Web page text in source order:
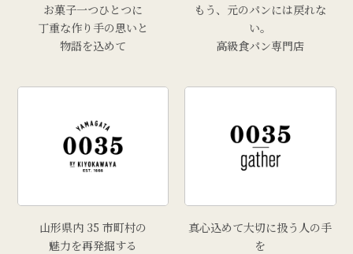
お菓子一つひとつに
丁重な作り手の思いと
物語を込めて
もう、元のパンには戻れな
い。
高級食パン専門店
山形県内 35 市町村の
魅力を再発掘する
真心込めて大切に扱う人の手
を